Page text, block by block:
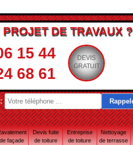
DE TRAVAUX ?
15 44
68 61
DEVIS
GRATUIT
façade
Devis fuite
de toiture
Entreprise
de toiture
Nettoyage
de terrasse